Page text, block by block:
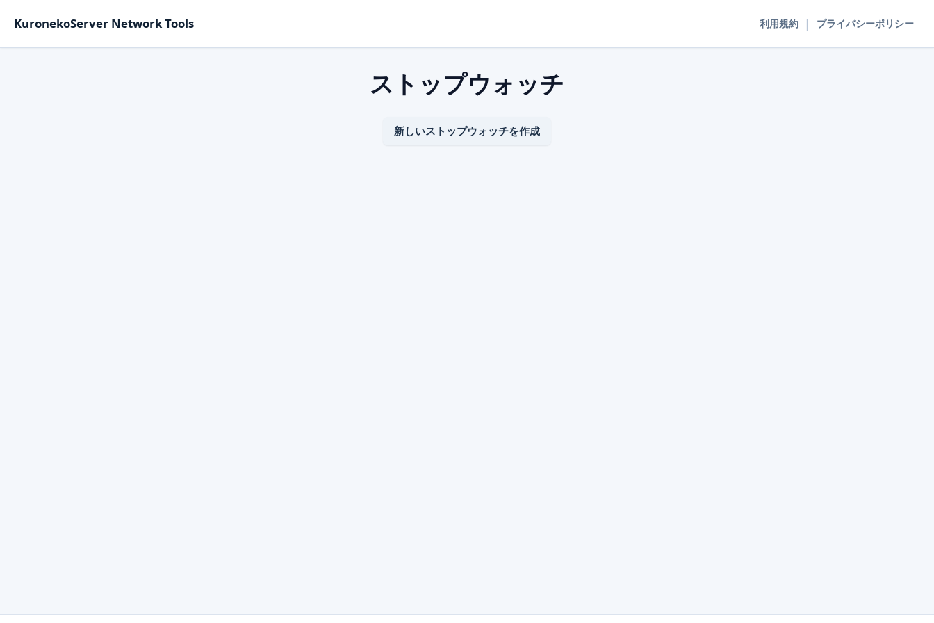
KuronekoServer Network Tools 利用規約 | プライバシーポリシー
ストップウォッチ
新しいストップウォッチを作成